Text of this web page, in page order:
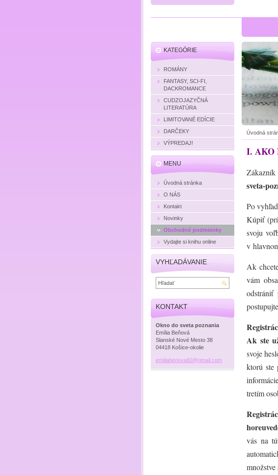
Úvodná
I. AKO
Zákazník
sveta-
Po
Kúpiť
svoju
v
Ak
vám
Ak ste
svoje
ktorú ste
tretím
vás na
množstve
KATEGÓRIE
ROMÁNY
FANTASY, SCI-FI,
DACKROMANCE
CUDZOJAZYČNÁ
LITERATÚRA
LIMITOVANÉ EDÍCIE
DARČEKY
VÝPREDAJ!
MENU
Úvodná stránka
O NÁS
Kontakt
Novinky
Obchodné podmienky
Vydajte si knihu online
VYHĽADÁVANIE
KONTAKT
Okno do sveta poznania
Emília Beňová
Slanské Nové Mesto 38
04418 Košice-okolie
emiliabenova60@gmail.com